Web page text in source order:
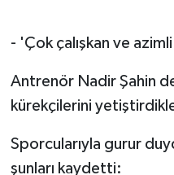
- 'Çok çalışkan ve
Antrenör Nadir Şahin
kürekçilerini
Sporcularıyla gurur
şunları kaydetti: